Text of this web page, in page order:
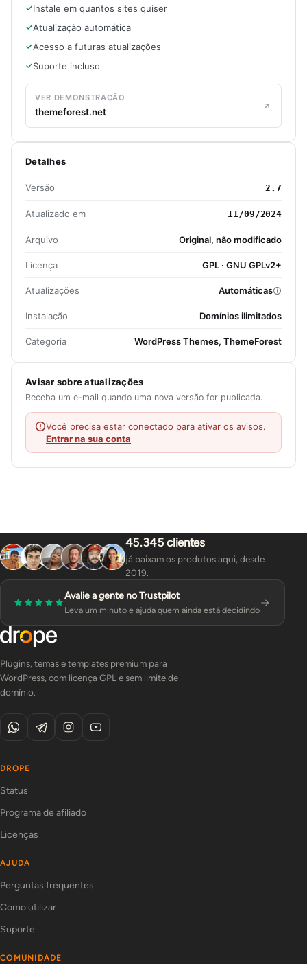
Instale em quantos sites quiser
Atualização automática
Acesso a futuras atualizações
Suporte incluso
VER DEMONSTRAÇÃO
themeforest.net
Detalhes
Versão 2.7
Atualizado em 11/09/2024
Arquivo Original, não modificado
Licença GPL · GNU GPLv2+
Atualizações Automáticas
Instalação Domínios ilimitados
Categoria WordPress Themes, ThemeForest
Avisar sobre atualizações
Receba um e-mail quando uma nova versão for publicada.
Você precisa estar conectado para ativar os avisos.
Entrar na sua conta
45.345 clientes
já baixam os produtos aqui, desde
2019.
Avalie a gente no Trustpilot
Leva um minuto e ajuda quem ainda está decidindo
Plugins, temas e templates premium para
WordPress, com licença GPL e sem limite de
domínio.
DROPE
Status
Programa de afiliado
Licenças
AJUDA
Perguntas frequentes
Como utilizar
Suporte
COMUNIDADE